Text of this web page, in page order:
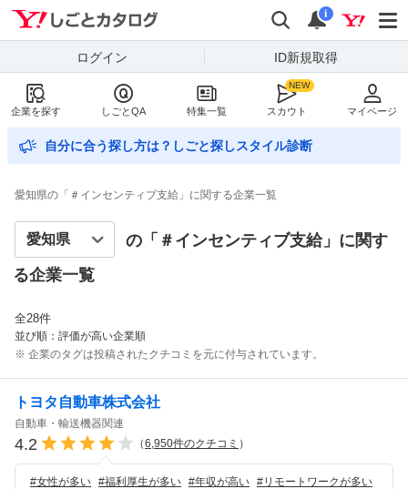
Yahoo!しごとカタログ
検索
通知
i
ログイン ID新規取得
企業を探す しごとQA 特集一覧 スカウト マイページ
自分に合う探し方は？しごと探しスタイル診断
愛知県の「＃インセンティブ支給」に関する企業一覧
の「＃ インセンティブ支給」に関す
る企業一覧
全28件
並び順：評価が高い企業順
※ 企業のタグは投稿されたクチコミを元に付与されています。
トヨタ自動車株式会社
自動車・輸送機器関連
4.2 （6,950件のクチコミ ）
#女性が多い #福利厚生が多い #年収が高い #リモートワークが多い